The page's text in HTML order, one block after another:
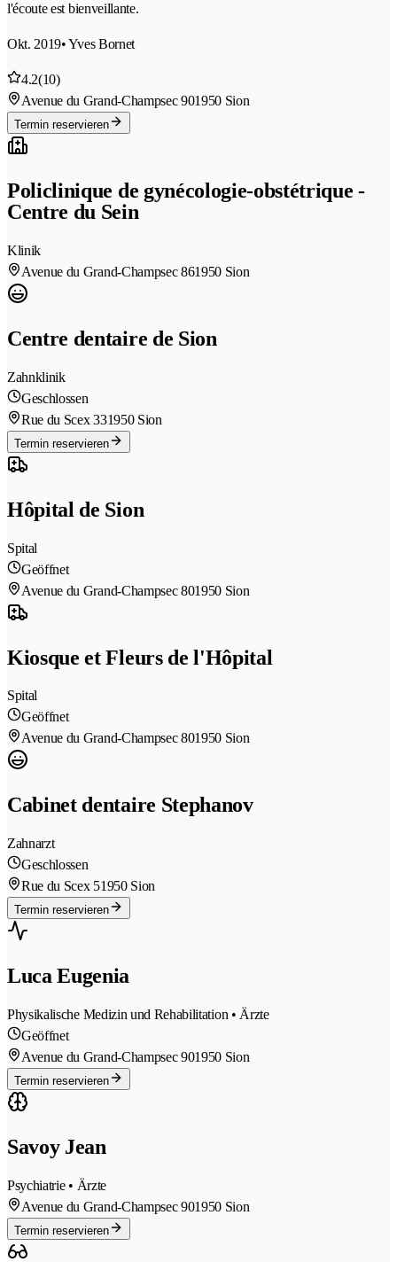
l'écoute est bienveillante.
Okt. 2019• Yves Bornet
4.2(10)
Avenue du Grand-Champsec 901950 Sion
Termin reservieren
Policlinique de gynécologie-obstétrique -
Centre du Sein
Klinik
Avenue du Grand-Champsec 861950 Sion
Centre dentaire de Sion
Zahnklinik
Geschlossen
Rue du Scex 331950 Sion
Termin reservieren
Hôpital de Sion
Spital
Geöffnet
Avenue du Grand-Champsec 801950 Sion
Kiosque et Fleurs de l'Hôpital
Spital
Geöffnet
Avenue du Grand-Champsec 801950 Sion
Cabinet dentaire Stephanov
Zahnarzt
Geschlossen
Rue du Scex 51950 Sion
Termin reservieren
Luca Eugenia
Physikalische Medizin und Rehabilitation • Ärzte
Geöffnet
Avenue du Grand-Champsec 901950 Sion
Termin reservieren
Savoy Jean
Psychiatrie • Ärzte
Avenue du Grand-Champsec 901950 Sion
Termin reservieren